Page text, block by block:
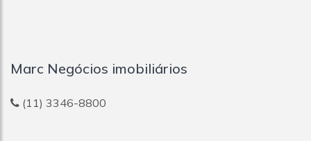
Marc Negócios imobiliários
(11) 3346-8800